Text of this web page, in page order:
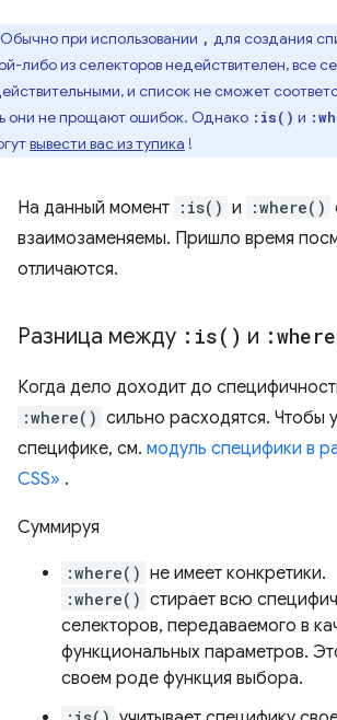
Обычно при использовании , для создания
либо из селекторов недействителен, все
и список не сможет
они не прощают ошибок. Однако :is() и
вывести вас из тупика !
На данный момент :is() и :where()
взаимозаменяемы. Пришло время
отличаются.
Разница между : is( ) и :
Когда дело доходит до
:where() сильно расходятся. Чтобы
специфике, см. модуль специфики в
CSS» .
Суммируя
:where() не имеет конкретики.
:where() стирает всю
селекторов, передаваемого в
функциональных параметров.
своем роде функция выбора.